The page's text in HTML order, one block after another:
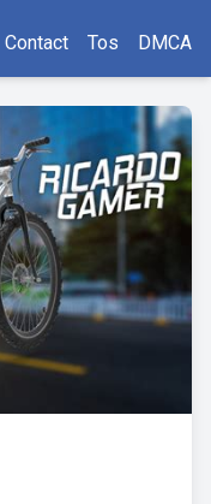
Contact Tos DMCA